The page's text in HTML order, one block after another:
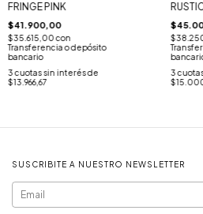
FRINGE PINK
$41.900,00
$35.615,00con
Transferencia o depósito
bancario
3 cuotas sin interés de
$13.966,67
3
SUSCRIBITE A NUESTRO NEWSLETTER